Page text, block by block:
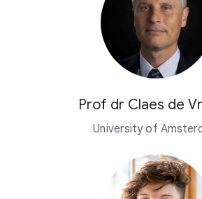
Prof dr Claes de
University of